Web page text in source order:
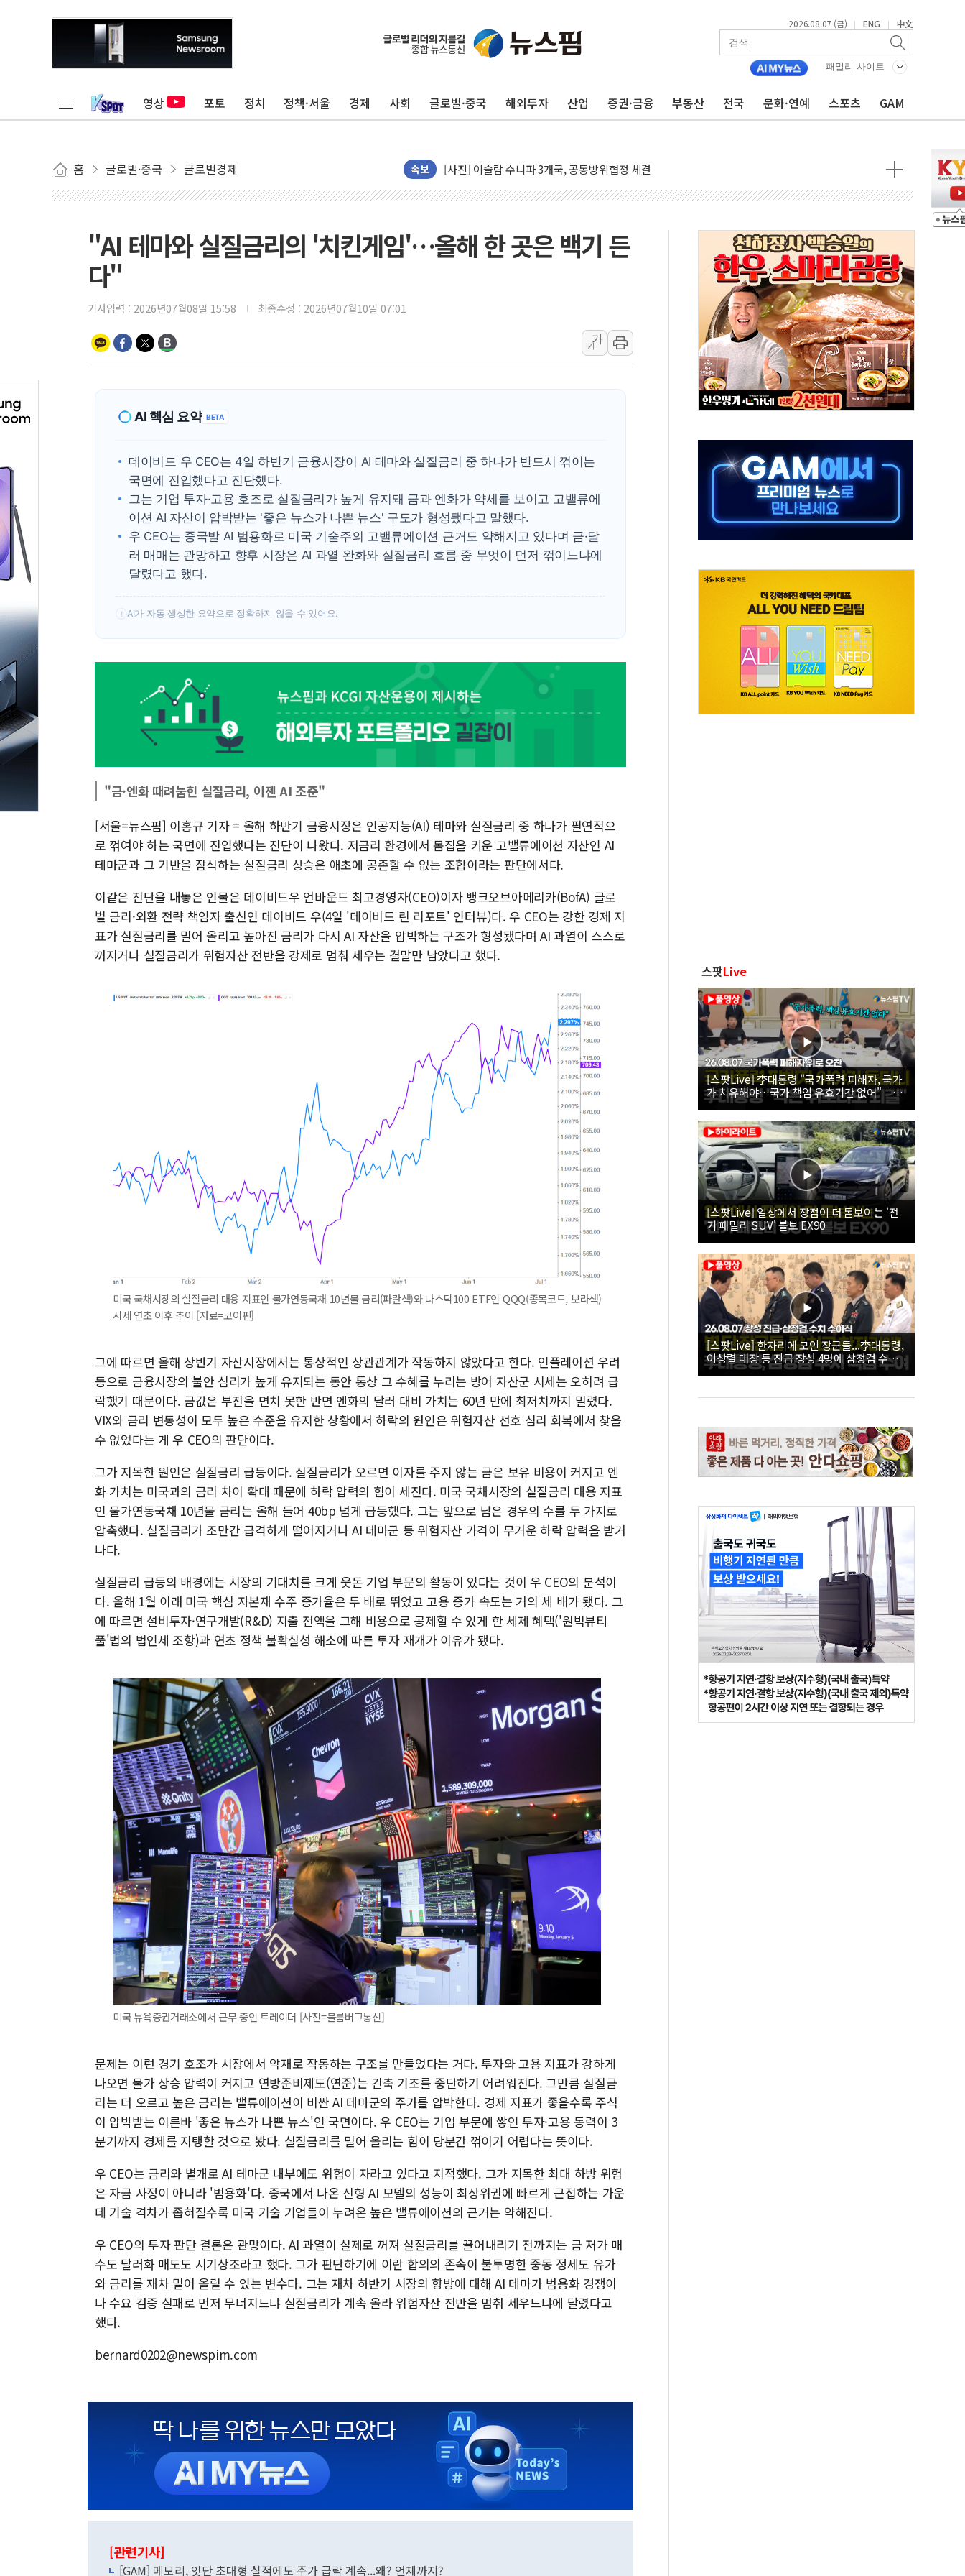
2026.08.07 (금) | ENG | 中文
패밀리 사이트
영상 포토 정치 정책·서울 경제 사회 글로벌·중국 해외투자 산업 증권·금융 부동산 전국 문화·연예 스포츠 GAM
홈 글로벌·중국 글로벌경제 속보
이란의 핵심 원유 수출항 '하르그섬', 최근 1주일 이상 '올스톱'… 美 해상봉쇄 영향
美 고용 쇼크에 엔화 장중 급등…시장은 "또 개입했나" 촉각
뉴욕증시 프리뷰, 美 고용 쇼크에 금리 인상 우려 후퇴…나스닥 선물 1%대 상승
[종합] 美 7월 고용 2만3000명 감소 '쇼크'…9월 금리 인상 기대 후퇴
뉴욕증시 개장 전 특징주...아틀라시안·클라우드플레어·태양광주↑ VS 트레이드데스크·웬디스↓
보훈부, 미 DPAA와 MOU… "6·25 미군 실종자 7359명 끝까지 찾겠다"
특정 정치인 측근 포항시 정책특보 내정설...포항시 '시끌'
李 "해남 태양광, 대한민국 다음 100년 밑거름…수도권 집중 완화 전환점"
李 대통령, '6시간 마라톤 부동산 2차 회의' 주재… "전폭적 공급 확대·속도전 총력"
이란와이어 "이란 최고지도자 위독…곧 사망해도 놀랍지 않아"
남동발전, 해남군에 국내 최대 규모 400MW 태양광 착공…여의도 1.6배 규모
[인도증시] 중동 불안 속 유가 상승에 소폭 하락...금융주 낙폭 커
황희 '폐버스 청년주택' SNS 글 역풍에 "정부정책 아냐" 해명
사우디·튀르키예·파키스탄, '공동방위협정' 체결… 수니파 국가들의 새 안보 협력 구도
"AI 테마와 실질금리의 '치킨게임'…올해 한 곳은 백기 든
다"
기사입력 : 2026년07월08일 15:58 최종수정 : 2026년07월10일 07:01
가
가
AI 핵심 요약 BETA
데이비드 우 CEO는 4일 하반기 금융시장이 AI 테마와 실질금리 중 하나가 반드시 꺾이는
국면에 진입했다고 진단했다.
그는 기업 투자·고용 호조로 실질금리가 높게 유지돼 금과 엔화가 약세를 보이고 고밸류에
이션 AI 자산이 압박받는 '좋은 뉴스가 나쁜 뉴스' 구도가 형성됐다고 말했다.
우 CEO는 중국발 AI 범용화로 미국 기술주의 고밸류에이션 근거도 약해지고 있다며 금·달
러 매매는 관망하고 향후 시장은 AI 과열 완화와 실질금리 흐름 중 무엇이 먼저 꺾이느냐에
달렸다고 했다.
! AI가 자동 생성한 요약으로 정확하지 않을 수 있어요.
"금·엔화 때려눕힌 실질금리, 이젠 AI 조준"
[서울=뉴스핌] 이홍규 기자 = 올해 하반기 금융시장은 인공지능(AI) 테마와 실질금리 중 하나가 필연적으
로 꺾여야 하는 국면에 진입했다는 진단이 나왔다. 저금리 환경에서 몸집을 키운 고밸류에이션 자산인 AI
테마군과 그 기반을 잠식하는 실질금리 상승은 애초에 공존할 수 없는 조합이라는 판단에서다.
이같은 진단을 내놓은 인물은 데이비드우 언바운드 최고경영자(CEO)이자 뱅크오브아메리카(BofA) 글로
벌 금리·외환 전략 책임자 출신인 데이비드 우(4일 '데이비드 린 리포트' 인터뷰)다. 우 CEO는 강한 경제 지
표가 실질금리를 밀어 올리고 높아진 금리가 다시 AI 자산을 압박하는 구조가 형성됐다며 AI 과열이 스스로
꺼지거나 실질금리가 위험자산 전반을 강제로 멈춰 세우는 결말만 남았다고 했다.
미국 국채시장의 실질금리 대용 지표인 물가연동국채 10년물 금리(파란색)와 나스닥100 ETF인 QQQ(종목코드, 보라색)
시세 연초 이후 추이 [자료=코이핀]
그에 따르면 올해 상반기 자산시장에서는 통상적인 상관관계가 작동하지 않았다고 한다. 인플레이션 우려
등으로 금융시장의 불안 심리가 높게 유지되는 동안 통상 그 수혜를 누리는 방어 자산군 시세는 오히려 급
락했기 때문이다. 금값은 부진을 면치 못한 반면 엔화의 달러 대비 가치는 60년 만에 최저치까지 밀렸다.
VIX와 금리 변동성이 모두 높은 수준을 유지한 상황에서 하락의 원인은 위험자산 선호 심리 회복에서 찾을
수 없었다는 게 우 CEO의 판단이다.
그가 지목한 원인은 실질금리 급등이다. 실질금리가 오르면 이자를 주지 않는 금은 보유 비용이 커지고 엔
화 가치는 미국과의 금리 차이 확대 때문에 하락 압력의 힘이 세진다. 미국 국채시장의 실질금리 대용 지표
인 물가연동국채 10년물 금리는 올해 들어 40bp 넘게 급등했다. 그는 앞으로 남은 경우의 수를 두 가지로
압축했다. 실질금리가 조만간 급격하게 떨어지거나 AI 테마군 등 위험자산 가격이 무거운 하락 압력을 받거
나다.
실질금리 급등의 배경에는 시장의 기대치를 크게 웃돈 기업 부문의 활동이 있다는 것이 우 CEO의 분석이
다. 올해 1월 이래 미국 핵심 자본재 수주 증가율은 두 배로 뛰었고 고용 증가 속도는 거의 세 배가 됐다. 그
에 따르면 설비투자·연구개발(R&D) 지출 전액을 그해 비용으로 공제할 수 있게 한 세제 혜택('원빅뷰티
풀'법의 법인세 조항)과 연초 정책 불확실성 해소에 따른 투자 재개가 이유가 됐다.
미국 뉴욕증권거래소에서 근무 중인 트레이더 [사진=블룸버그통신]
문제는 이런 경기 호조가 시장에서 악재로 작동하는 구조를 만들었다는 거다. 투자와 고용 지표가 강하게
나오면 물가 상승 압력이 커지고 연방준비제도(연준)는 긴축 기조를 중단하기 어려워진다. 그만큼 실질금
리는 더 오르고 높은 금리는 밸류에이션이 비싼 AI 테마군의 주가를 압박한다. 경제 지표가 좋을수록 주식
이 압박받는 이른바 '좋은 뉴스가 나쁜 뉴스'인 국면이다. 우 CEO는 기업 부문에 쌓인 투자·고용 동력이 3
분기까지 경제를 지탱할 것으로 봤다. 실질금리를 밀어 올리는 힘이 당분간 꺾이기 어렵다는 뜻이다.
우 CEO는 금리와 별개로 AI 테마군 내부에도 위험이 자라고 있다고 지적했다. 그가 지목한 최대 하방 위험
은 자금 사정이 아니라 '범용화'다. 중국에서 나온 신형 AI 모델의 성능이 최상위권에 빠르게 근접하는 가운
데 기술 격차가 좁혀질수록 미국 기술 기업들이 누려온 높은 밸류에이션의 근거는 약해진다.
우 CEO의 투자 판단 결론은 관망이다. AI 과열이 실제로 꺼져 실질금리를 끌어내리기 전까지는 금 저가 매
수도 달러화 매도도 시기상조라고 했다. 그가 판단하기에 이란 합의의 존속이 불투명한 중동 정세도 유가
와 금리를 재차 밀어 올릴 수 있는 변수다. 그는 재차 하반기 시장의 향방에 대해 AI 테마가 범용화 경쟁이
나 수요 검증 실패로 먼저 무너지느냐 실질금리가 계속 올라 위험자산 전반을 멈춰 세우느냐에 달렸다고
했다.
bernard0202@newspim.com
[관련기사]
[GAM] 메모리, 잇단 초대형 실적에도 주가 급락 계속...왜? 언제까지?
스팟Live
[스팟Live] 李대통령 "국가폭력 피해자, 국가
가 치유해야…국가 책임 유효기간 없어"｜
26.08.07 국가폭력 피해자 위로 오찬
[스팟Live] 일상에서 장점이 더 돋보이는 '전
기 패밀리 SUV' 볼보 EX90
[스팟Live] 한자리에 모인 장군들...李대통령,
이상렬 대장 등 진급 장성 4명에 삼정검 수치
직접 수여｜26.08.07 장성 진급·삼정검 수치